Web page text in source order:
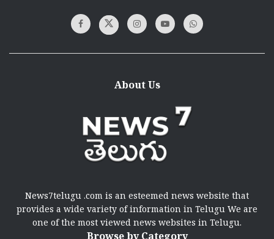
About Us
News7telugu .com is an esteemed news website that
provides a wide variety of information in Telugu We are
one of the most viewed news websites in Telugu.
Browse by Category